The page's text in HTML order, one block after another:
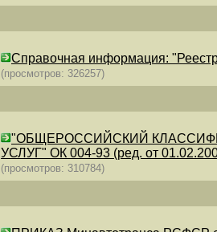
Справочная информация:
(просмотров: 326257)
"ОБЩЕРОССИЙСКИЙ
УСЛУГ" ОК 004-93 (ред. от
(просмотров: 310784)